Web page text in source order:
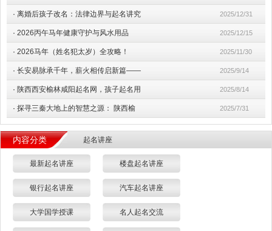
· 离婚后孩子改名：法律边界与起名讲究 2025/12/31
· 2026丙午马年健康守护与风水用品 2025/12/15
· 2026马年（姓名犯太岁）全攻略！ 2025/11/30
· 长安易脉承千年，薪火相传启新篇—— 2025/9/14
· 陕西西安榆林咸阳起名网，孩子起名用 2025/8/14
· 探寻三秦大地上的智慧之源： 陕西榆 2025/7/31
内容分类 起名讲座
最新起名讲座 楼盘起名讲座
银行起名讲座 汽车起名讲座
大学国学授课 名人起名交流